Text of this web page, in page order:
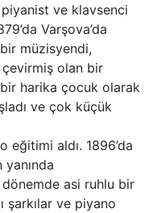
piyanist ve klavsenci
Varşova’da
müzisyendi,
çevirmiş olan bir
harika çocuk olarak
ve çok küçük
eğitimi aldı. 1896’da
yanında
asi ruhlu bir
şarkılar ve piyano